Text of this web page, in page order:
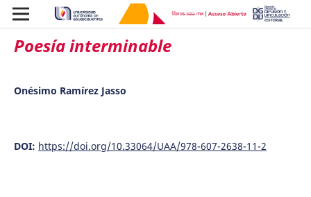
Poesía interminable
Onésimo Ramírez Jasso
DOI: https://doi.org/10.33064/UAA/978-607-2638-11-2